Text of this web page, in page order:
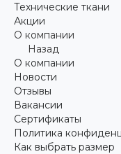
Технические ткани
Акции
О компании
Назад
О компании
Новости
Отзывы
Вакансии
Сертификаты
Политика
Как выбрать размер